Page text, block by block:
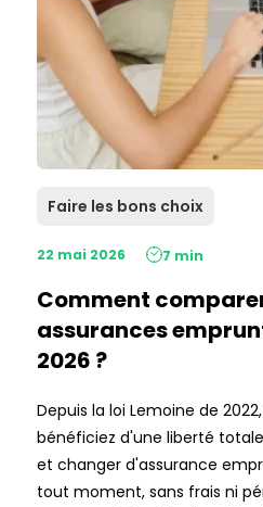
Faire les bons choix
22 mai 2026 7 min
Comment
assurances
2026 ?
Depuis la loi Lemoine de
bénéficiez d'une liberté
et changer d'assurance
tout moment, sans frais ni